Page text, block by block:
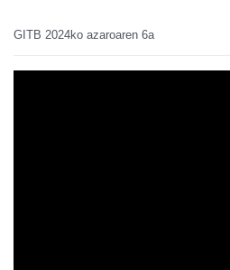
GITB 2024ko azaroaren 6a